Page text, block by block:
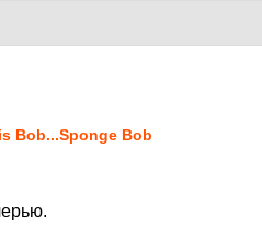
Bob...Sponge Bob